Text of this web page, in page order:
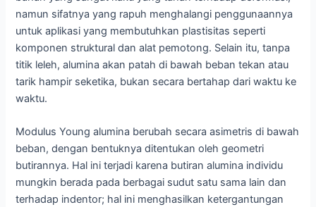
namun sifatnya yang rapuh menghalangi penggunaannya
untuk aplikasi yang membutuhkan plastisitas seperti
komponen struktural dan alat pemotong. Selain itu, tanpa
titik leleh, alumina akan patah di bawah beban tekan atau
tarik hampir seketika, bukan secara bertahap dari waktu ke
waktu.
Modulus Young alumina berubah secara asimetris di bawah
beban, dengan bentuknya ditentukan oleh geometri
butirannya. Hal ini terjadi karena butiran alumina individu
mungkin berada pada berbagai sudut satu sama lain dan
terhadap indentor; hal ini menghasilkan ketergantungan